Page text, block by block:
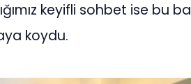
keyifli sohbet ise bu
koydu.